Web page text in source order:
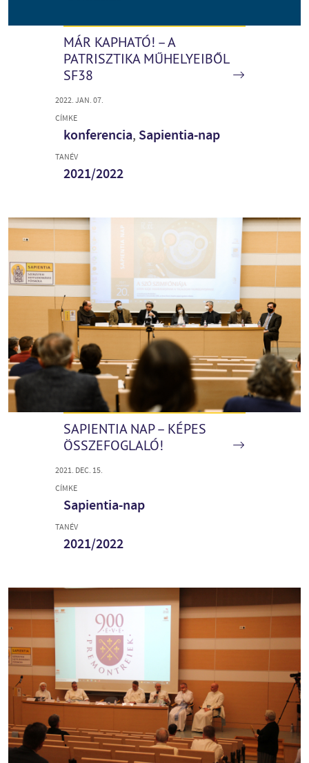
MÁR KAPHATÓ! – A
PATRISZTIKA MŰHELYEIBŐL
SF38
2022. JAN. 07.
CÍMKE
konferencia, Sapientia-nap
TANÉV
2021/2022
SAPIENTIA NAP – KÉPES
ÖSSZEFOGLALÓ!
2021. DEC. 15.
CÍMKE
Sapientia-nap
TANÉV
2021/2022